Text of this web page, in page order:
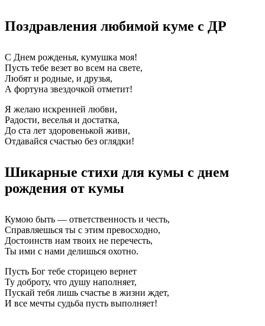
Поздравления любимой куме с ДР
С Днем рожденья, кумушка моя!
Пусть тебе везет во всем на свете,
Любят и родные, и друзья,
А фортуна звездочкой отметит!
Я желаю искренней любви,
Радости, веселья и достатка,
До ста лет здоровенькой живи,
Отдавайся счастью без оглядки!
Шикарные стихи для кумы с днем
рождения от кумы
Кумою быть — ответственность и честь,
Справляешься ты с этим превосходно,
Достоинств нам твоих не перечесть,
Ты ими с нами делишься охотно.
Пусть Бог тебе сторицею вернет
Ту доброту, что душу наполняет,
Пускай тебя лишь счастье в жизни ждет,
И все мечты судьба пусть выполняет!